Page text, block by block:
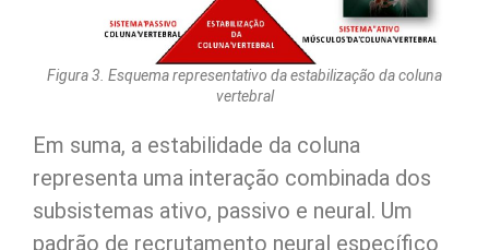
Figura 3. Esquema representativo da estabilização da coluna
vertebral
Em suma, a estabilidade da coluna
representa uma interação combinada dos
subsistemas ativo, passivo e neural. Um
padrão de recrutamento neural específico